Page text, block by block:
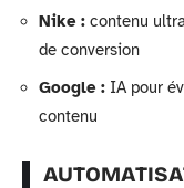
Nike : contenu
de conversion
Google : IA pour
contenu